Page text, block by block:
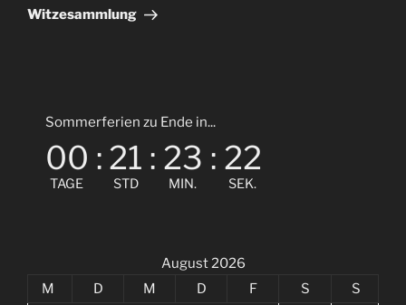
Beitrag
Witzesammlung
Sommerferien zu Ende in...
00
TAGE
: 21
STD
: 23
MIN.
: 22
SEK.
August 2026
M
D M D F S
S